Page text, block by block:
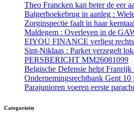
PERSBERICHT MM26081099
Categorieën